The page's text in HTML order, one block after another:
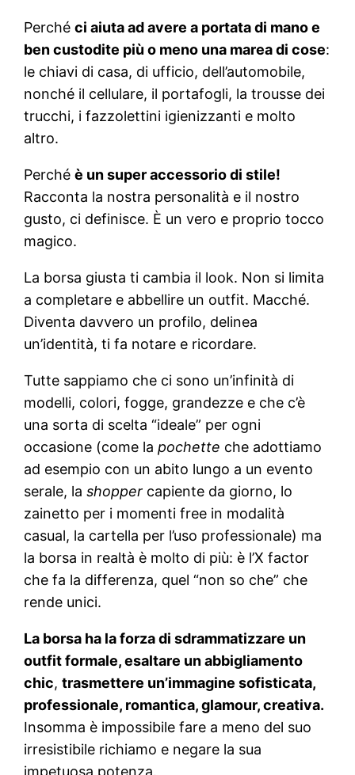
Perchéci aiuta ad avere a portata di mano e
ben custodite più o meno una marea di cose:
le chiavi di casa, di ufficio, dell’automobile,
nonché il cellulare, il portafogli, la trousse dei
trucchi, i fazzolettini igienizzanti e molto
altro.
Perchéè un super accessorio di stile!
Racconta la nostra personalità e il nostro
gusto, ci definisce. È un vero e proprio tocco
magico.
La borsa giusta ti cambia il look. Non si limita
a completare e abbellire un outfit. Macché.
Diventa davvero un profilo, delinea
un’identità, ti fa notare e ricordare.
Tutte sappiamo che ci sono un’infinità di
modelli, colori, fogge, grandezze e che c’è
una sorta di scelta “ideale” per ogni
occasione (come lapochette che adottiamo
ad esempio con un abito lungo a un evento
serale, lashopper capiente da giorno, lo
zainetto per i momenti free in modalità
casual, la cartella per l’uso professionale) ma
la borsa in realtà è molto di più: è l’X factor
che fa la differenza, quel “non so che” che
rende unici.
La borsa ha la forza di sdrammatizzare un
outfit formale, esaltare un abbigliamento
chic,trasmettere un’immagine sofisticata,
professionale, romantica, glamour, creativa.
Insomma è impossibile fare a meno del suo
irresistibile richiamo e negare la sua
impetuosa potenza.